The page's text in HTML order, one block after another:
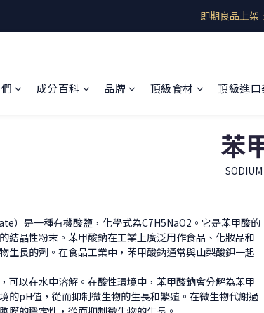
即期良品上架
即期良品上架
預購商
成分百科 品牌 頂級食材 頂級進
苯
）是一種有機酸鹽，化學式為C7H5NaO2。它是苯甲酸的
結晶性粉末。苯甲酸鈉在工業上廣泛用作食品、化妝品和
生長的劑。在食品工業中，苯甲酸鈉通常與山梨酸鉀一起
可以在水中溶解。在酸性環境中，苯甲酸鈉會分解為苯甲
的pH值，從而抑制微生物的生長和繁殖。在微生物代謝過